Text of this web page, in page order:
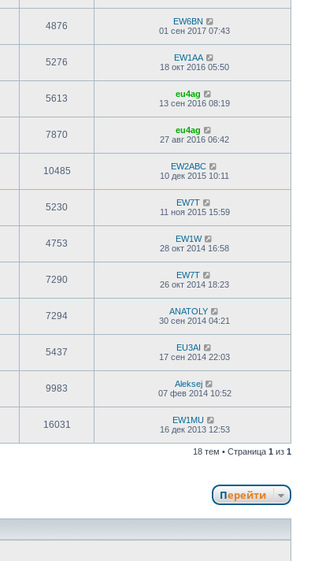
4876
EW6BN
01 сен 2017 07:43
5276
EW1AA
18 окт 2016 05:50
5613
eu4ag
13 сен 2016 08:19
7870
eu4ag
27 авг 2016 06:42
10485
EW2ABC
10 дек 2015 10:11
5230
EW7T
11 ноя 2015 15:59
4753
EW1W
28 окт 2014 16:58
7290
EW7T
26 окт 2014 18:23
7294
ANATOLY
30 сен 2014 04:21
5437
EU3AI
17 сен 2014 22:03
9983
Aleksej
07 фев 2014 10:52
16031
EW1MU
16 дек 2013 12:53
18 тем • Страница 1 из 1
Перейти